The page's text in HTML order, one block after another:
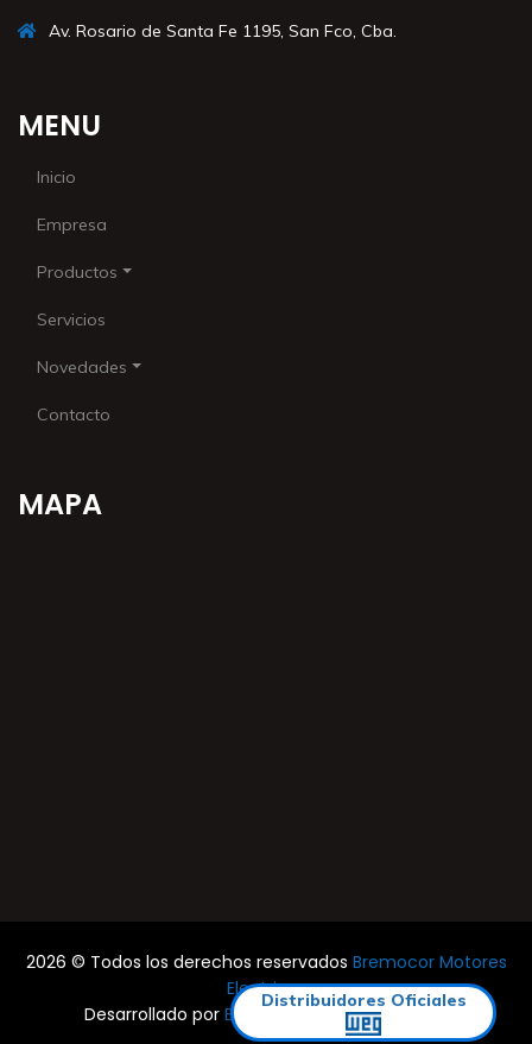
Distribuidores Oficiales
Av. Rosario de Santa Fe 1195, San Fco, Cba.
MENU
Inicio
Empresa
Productos
Servicios
Novedades
Contacto
MAPA
2026 © Todos los derechos reservados Bremocor Motores
Electricos
Desarrollado por Estudio Rocha & Asociados